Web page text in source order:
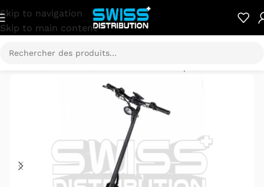
Skip to navigation
Skip to main content